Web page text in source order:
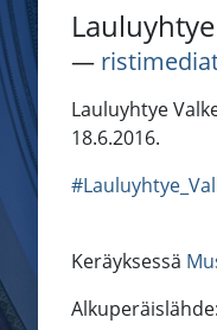
―
Lauluyhtye
18.6.2016.
Keräyksessä
Alkuperäislähde: